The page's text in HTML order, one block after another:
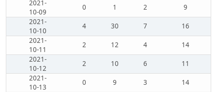
2021-
10-09
0 1 2
9
2021-
10-10
4 30 7
16
2021-
10-11
2 12 4
14
2021-
10-12
2 10 6
11
2021-
10-13
0 9 3
14